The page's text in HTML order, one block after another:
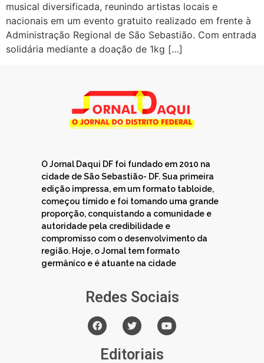
musical diversificada, reunindo artistas locais e
nacionais em um evento gratuito realizado em frente à
Administração Regional de São Sebastião. Com entrada
solidária mediante a doação de 1kg […]
O Jornal Daqui DF foi fundado em 2010 na
cidade de São Sebastião- DF. Sua primeira
edição impressa, em um formato tabloide,
começou tímido e foi tomando uma grande
proporção, conquistando a comunidade e
autoridade pela credibilidade e
compromisso com o desenvolvimento da
região. Hoje, o Jornal tem formato
germânico e é atuante na cidade
Redes Sociais
Editoriais